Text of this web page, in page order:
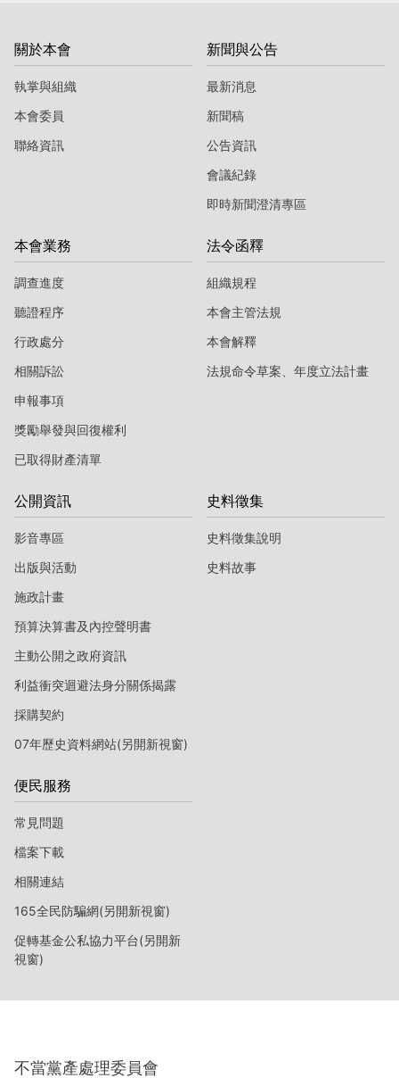
關於本會
執掌與組織
本會委員
聯絡資訊
新聞與公告
最新消息
新聞稿
公告資訊
會議紀錄
即時新聞澄清專區
本會業務
調查進度
聽證程序
行政處分
相關訴訟
申報事項
獎勵舉發與回復權利
已取得財產清單
法令函釋
組織規程
本會主管法規
本會解釋
法規命令草案、年度立法計畫
公開資訊
影音專區
出版與活動
施政計畫
預算決算書及內控聲明書
主動公開之政府資訊
利益衝突迴避法身分關係揭露
採購契約
07年歷史資料網站(另開新視窗)
史料徵集
史料徵集說明
史料故事
便民服務
常見問題
檔案下載
相關連結
165全民防騙網(另開新視窗)
促轉基金公私協力平台(另開新
視窗)
不當黨產處理委員會